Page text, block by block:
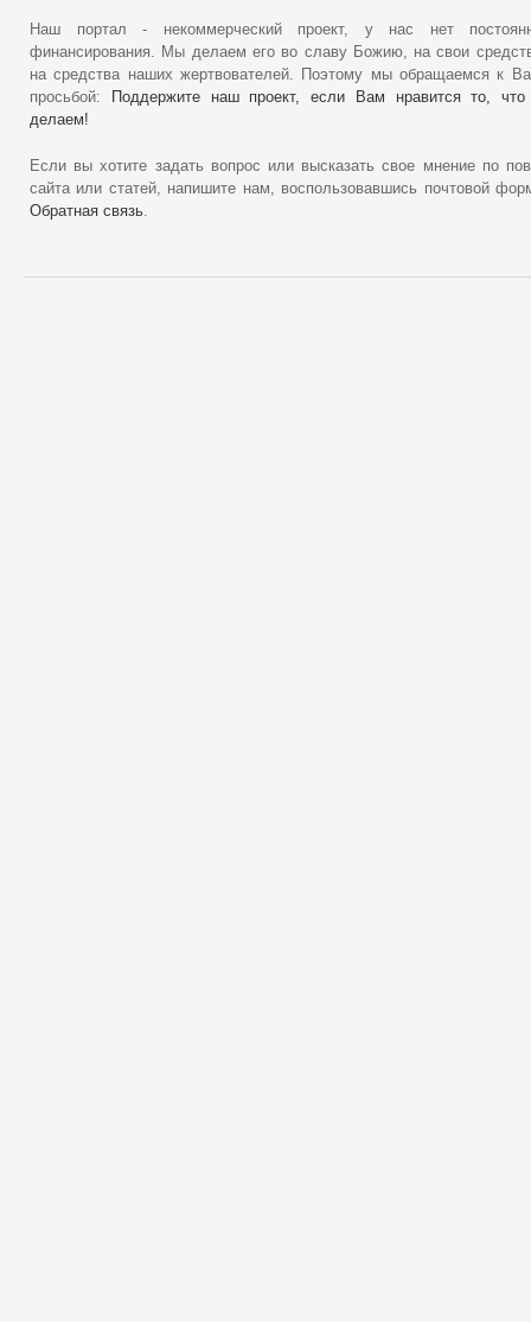
Наш портал - некоммерческий проект, у нас нет
финансирования. Мы делаем его во славу Божию, на свои
на средства наших жертвователей. Поэтому мы обращаемся к
просьбой:
Поддержите наш проект, если Вам нравится то,
делаем!
Если вы хотите задать вопрос или высказать свое мнение по
сайта или статей, напишите нам, воспользовавшись почтовой
Обратная связь.